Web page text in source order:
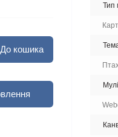
До кошика
Тип